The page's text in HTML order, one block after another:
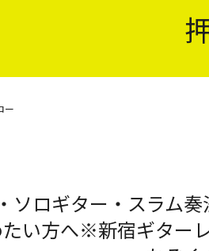
ー
ソロギター・スラム
い方へ※新宿ギター